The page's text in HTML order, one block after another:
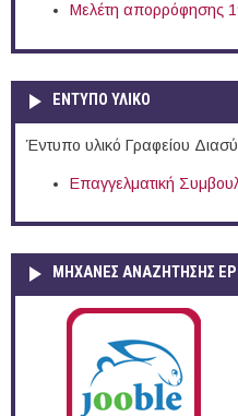
Μελέτη απορρόφησης
ΕΝΤΥΠΟ ΥΛΙΚΟ
Έντυπο υλικό Γραφείου
Επαγγελματική
ΜΗΧΑΝΕΣ ΑΝΑΖΗΤΗΣΗΣ